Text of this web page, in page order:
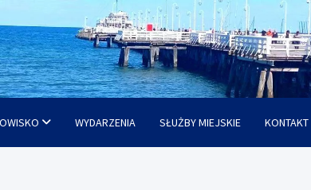
WYDARZENIA SŁUŻBY MIEJSKIE KONTAKT